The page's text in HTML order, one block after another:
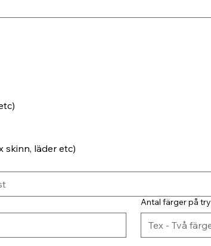
skinn, läder etc)
Antal färger på